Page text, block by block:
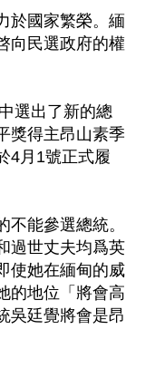
於國家繁榮。緬
向民選政府的權
選出了新的總
獎得主昂山素季
4月1號正式履
能參選總統。
過世丈夫均爲英
使她在緬甸的威
的地位「將會高
吳廷覺將會是昂